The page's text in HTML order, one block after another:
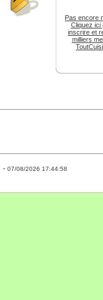
Pas encore
Cliquez ici
inscrire et
milliers
- 07/08/2026 17:44:58